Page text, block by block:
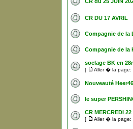
CR DU 17 AVRIL
Compagnie de la
Compagnie de la
soclage BK en
[ Aller � la page:
Nouveauté Heer46
le super
CR MERCREDI
[ Aller � la page: